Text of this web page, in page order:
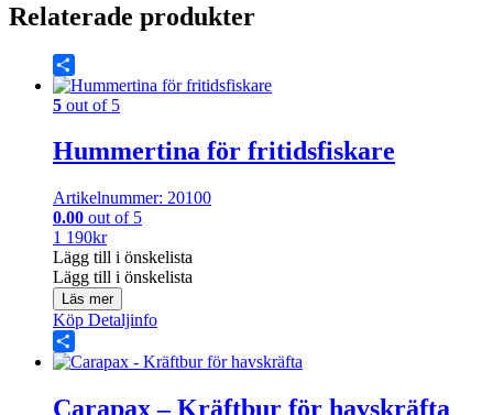
Relaterade produkter
Share
5 out of 5
Hummertina för fritidsfiskare
Artikelnummer: 20100
0.00 out of 5
1 190kr
Lägg till i önskelista
Lägg till i önskelista
Läs mer
Köp Detaljinfo
Share
Carapax – Kräftbur för havskräfta